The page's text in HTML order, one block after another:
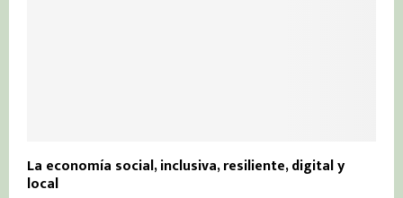
La economía social, inclusiva, resiliente, digital y
local